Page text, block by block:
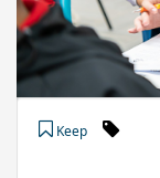
Keep